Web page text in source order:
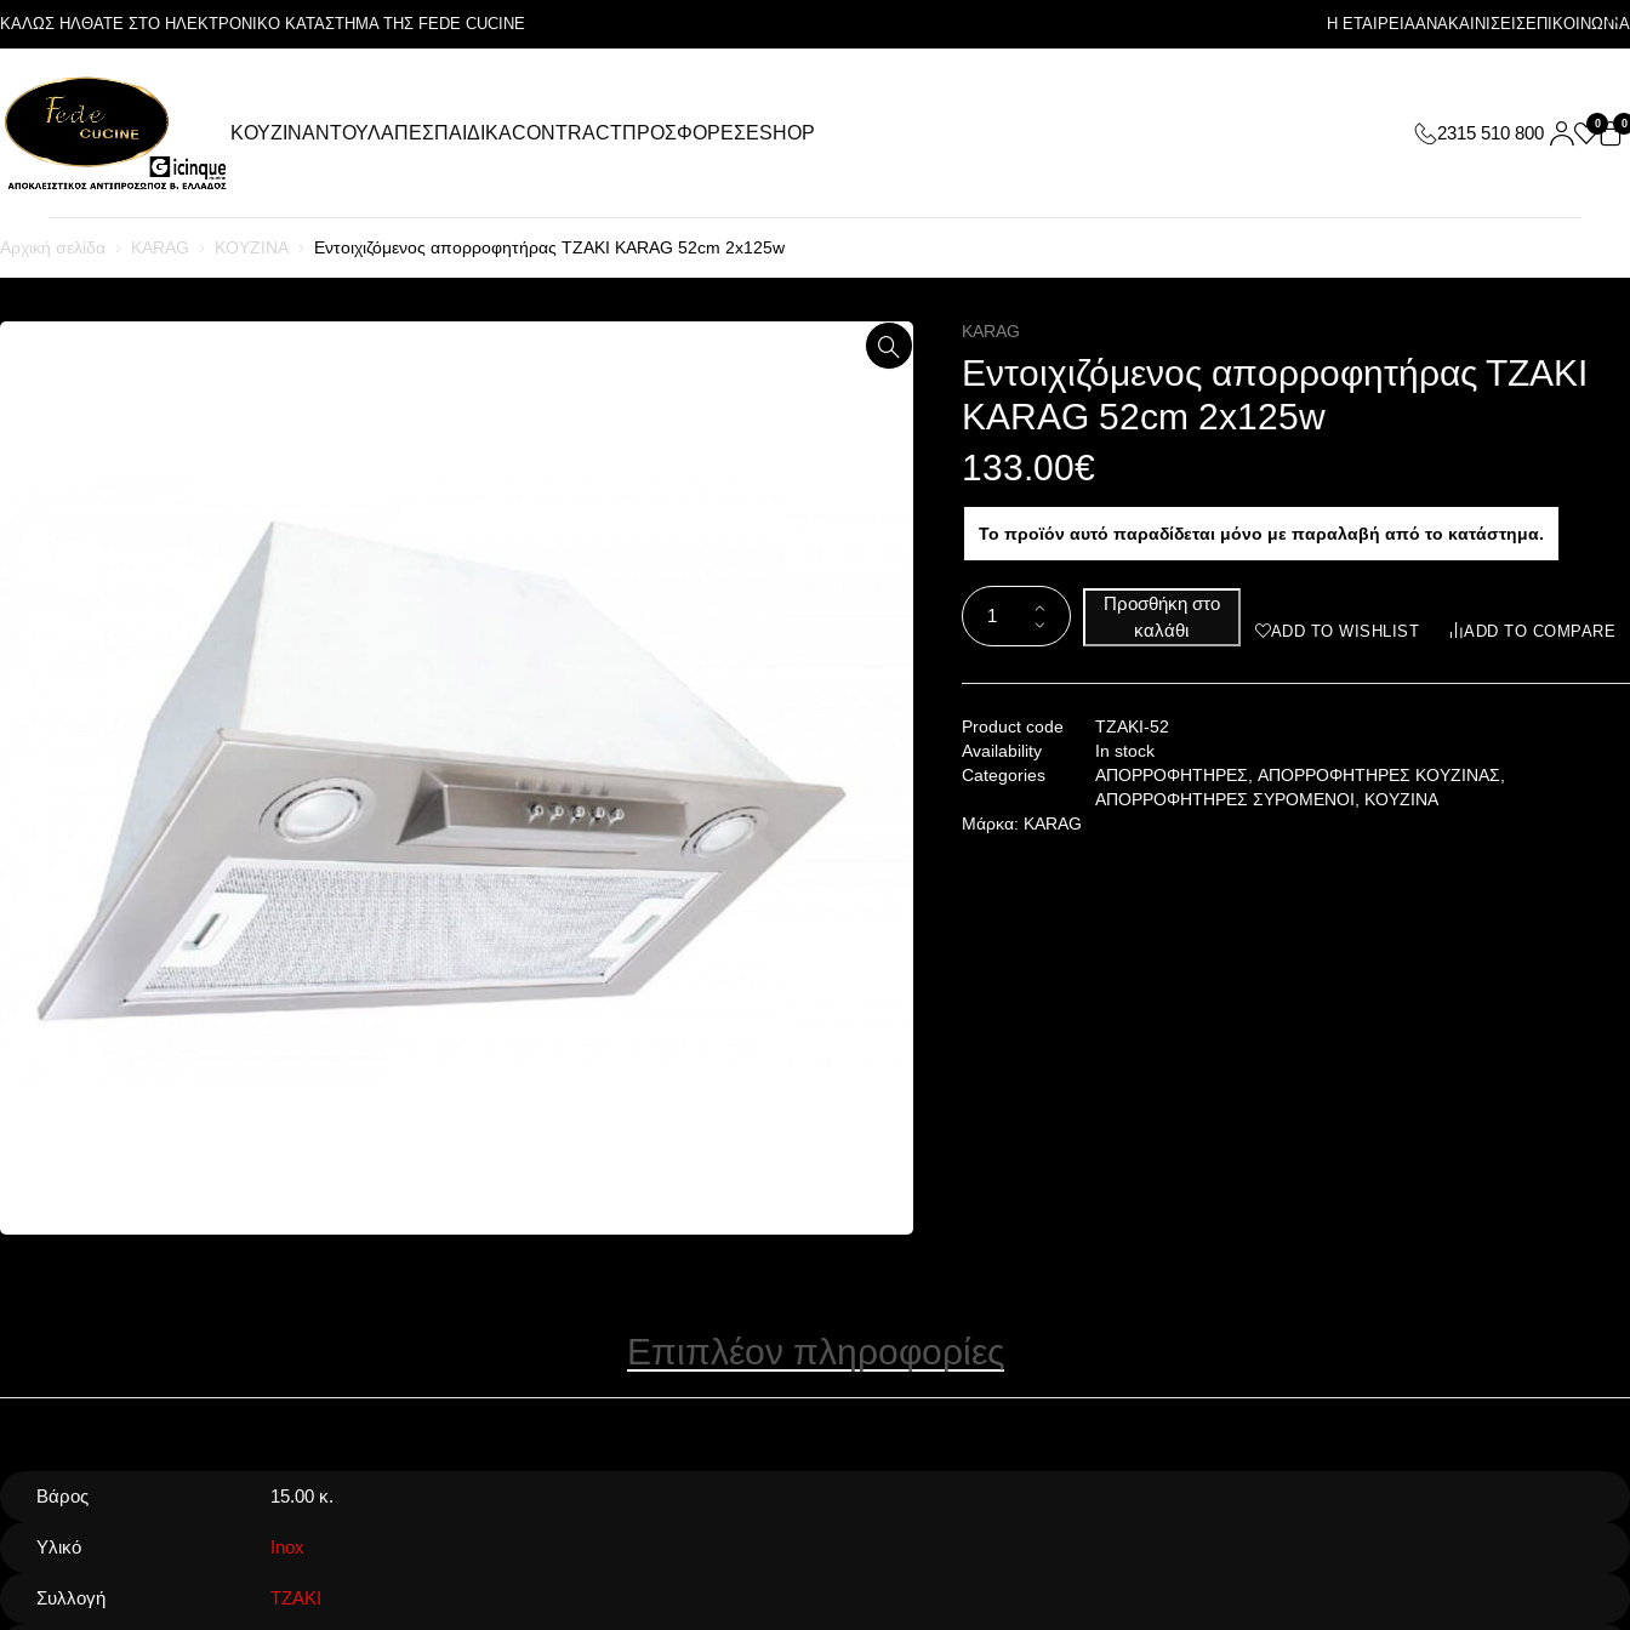
ΚΑΛΩΣ ΗΛΘΑΤΕ ΣΤΟ ΗΛΕΚΤΡΟΝΙΚΟ ΚΑΤΑΣΤΗΜΑ ΤΗΣ FEDE CUCINE Η ΕΤΑΙΡΕΙΑΑΝΑΚΑΙΝΙΣΕΙΣΕΠΙΚΟΙΝΩΝΙΑ
ΚΟΥΖΙΝΑΝΤΟΥΛΑΠΕΣΠΑΙΔΙΚΑCONTRACTΠΡΟΣΦΟΡΕΣESHOP 2315 510 800 0 0
Αρχική σελίδα KARAG ΚΟΥΖΙΝΑ Εντοιχιζόμενος απορροφητήρας ΤΖΑΚΙ KARAG 52cm 2x125w
KARAG
Εντοιχιζόμενος απορροφητήρας ΤΖΑΚΙ
KARAG 52cm 2x125w
133.00€
Το προϊόν αυτό παραδίδεται μόνο με παραλαβή από το κατάστημα.
Προσθήκη στο
καλάθι
ADD TO WISHLIST ADD TO COMPARE
Product code
TZAKI-52
Availability
In stock
Categories
ΑΠΟΡΡΟΦΗΤΗΡΕΣ ΑΠΟΡΡΟΦΗΤΗΡΕΣ ΚΟΥΖΙΝΑΣ
ΑΠΟΡΡΟΦΗΤΗΡΕΣ ΣΥΡΟΜΕΝΟΙ
ΚΟΥΖΙΝΑ
Μάρκα: KARAG
Επιπλέον πληροφορίες
Βάρος 15.00 κ.
Υλικό Inox
Συλλογή ΤΖΑΚΙ